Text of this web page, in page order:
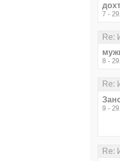
7 -
Re:
8 -
Re:
9 -
Re: